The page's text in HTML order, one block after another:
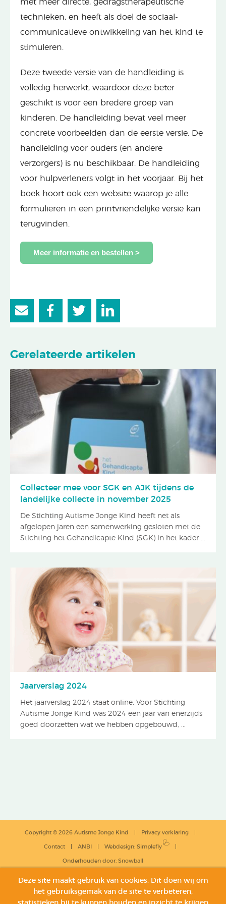
met meer directe, gedragstherapeutische
technieken, en heeft als doel de sociaal-
communicatieve ontwikkeling van het kind te
stimuleren.
Deze tweede versie van de handleiding is
volledig herwerkt, waardoor deze beter
geschikt is voor een bredere groep van
kinderen. De handleiding bevat veel meer
concrete voorbeelden dan de eerste versie. De
handleiding voor ouders (en andere
verzorgers) is nu beschikbaar. De handleiding
voor hulpverleners volgt in het voorjaar. Bij het
boek hoort ook een website waarop je alle
formulieren in een printvriendelijke versie kan
terugvinden.
Meer informatie en bestellen >
Gerelateerde artikelen
Collecteer mee voor SGK en AJK tijdens de
landelijke collecte in november 2025
De Stichting Autisme Jonge Kind heeft net als
afgelopen jaren een samenwerking gesloten met de
Stichting het Gehandicapte Kind (SGK) in het kader ...
Jaarverslag 2024
Het jaarverslag 2024 staat online. Voor Stichting
Autisme Jonge Kind was 2024 een jaar van enerzijds
goed doorzetten wat we hebben opgebouwd, ...
Copyright © 2026 Autisme Jonge Kind Privacy verklaring
Contact ANBI Webdesign: Simplefly
Onderhouden door: Snowball
Deze site maakt gebruik van cookies. Dit doen wij om
het gebruiksgemak van de site te verbeteren,